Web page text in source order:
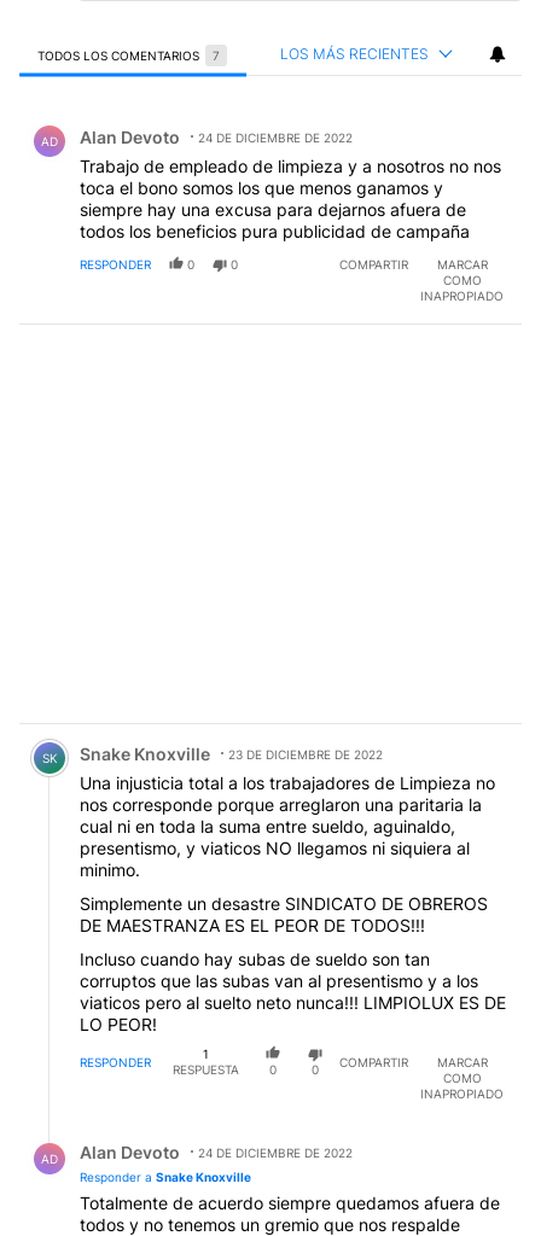
TODOS LOS COMENTARIOS 7 LOS MÁS RECIENTES
AD Alan Devoto 24 DE DICIEMBRE DE 2022
Trabajo de empleado de limpieza y a nosotros no nos
toca el bono somos los que menos ganamos y
siempre hay una excusa para dejarnos afuera de
todos los beneficios pura publicidad de campaña
RESPONDER 0 0 COMPARTIR
MARCAR
COMO
INAPROPIADO
Comentario de Snake Knoxville.
SK Snake Knoxville 23 DE DICIEMBRE DE 2022
Una injusticia total a los trabajadores de Limpieza no
nos corresponde porque arreglaron una paritaria la
cual ni en toda la suma entre sueldo, aguinaldo,
presentismo, y viaticos NO llegamos ni siquiera al
minimo.
Simplemente un desastre SINDICATO DE OBREROS
DE MAESTRANZA ES EL PEOR DE TODOS!!!
Incluso cuando hay subas de sueldo son tan
corruptos que las subas van al presentismo y a los
viaticos pero al suelto neto nunca!!! LIMPIOLUX ES DE
LO PEOR!
RESPONDER
1
RESPUESTA
0 0
COMPARTIR
MARCAR
COMO
INAPROPIADO
AD Alan Devoto
24 DE DICIEMBRE DE 2022
Responder a Snake Knoxville
Totalmente de acuerdo siempre quedamos afuera de
todos y no tenemos un gremio que nos respalde